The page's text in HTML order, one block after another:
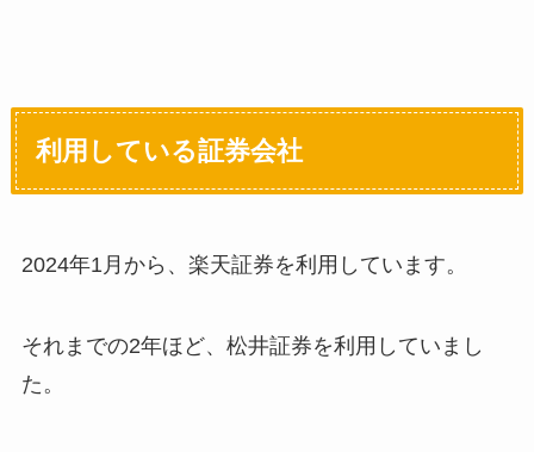
利用している証券会社
2024年1月から、楽天証券を利用しています。
それまでの2年ほど、松井証券を利用していまし
た。